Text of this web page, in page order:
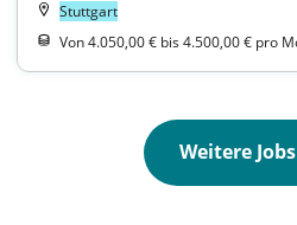
Stuttgart
Von 4.050,00 € bis 4.500,00 € pro
Weitere